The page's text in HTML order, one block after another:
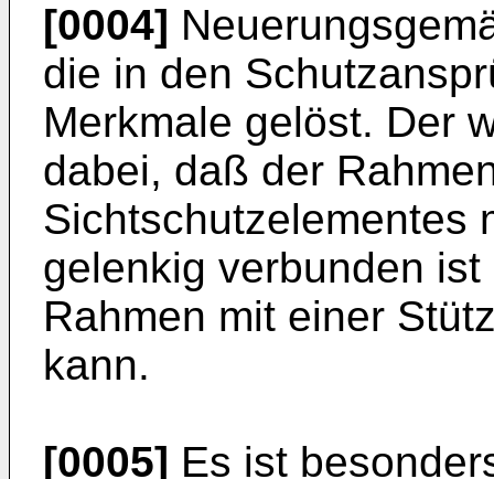
[0004]
die in den
Merkmale gelöst. Der
dabei, daß der
Sichtschutzelementes
gelenkig verbunden
Rahmen mit einer
kann.
[0005] Es ist